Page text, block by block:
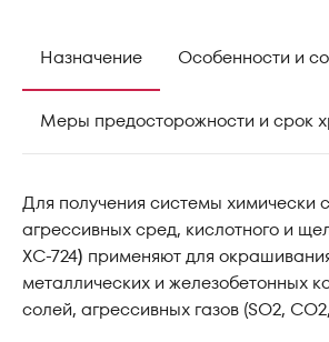
Назначение Особенности и
Меры предосторожности и срок
Для получения системы химически
агрессивных сред, кислотного и
ХС-724) применяют для
металлических и железобетонных
солей, агрессивных газов (SO2,